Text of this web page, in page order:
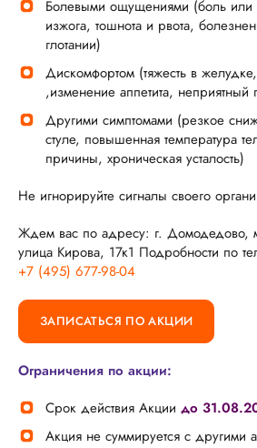
Болевыми ощущениями (боль или
изжога, тошнота и рвота,
глотании)
Дискомфортом (тяжесть в
,изменение аппетита, неприятный
Другими симптомами (резкое
стуле, повышенная температура
причины, хроническая усталость)
Не игнорируйте сигналы своего
Ждем вас по адресу: г. Домодедово,
улица Кирова, 17к1 Подробности по
+7 (495) 677-98-04
ЗАПИСАТЬСЯ ПО АКЦИИ
Ограничения по акции:
Срок действия Акции до
Акция не суммируется с другими